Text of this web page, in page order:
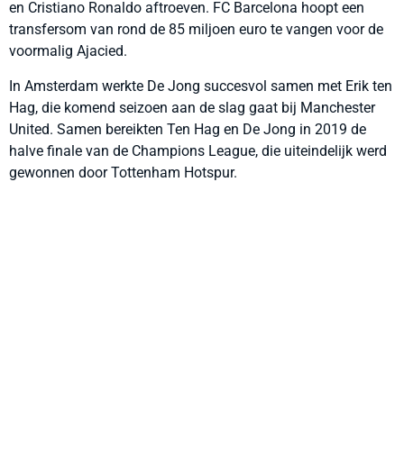
en Cristiano Ronaldo aftroeven. FC Barcelona hoopt een
transfersom van rond de 85 miljoen euro te vangen voor de
voormalig Ajacied.
In Amsterdam werkte De Jong succesvol samen met Erik ten
Hag, die komend seizoen aan de slag gaat bij Manchester
United. Samen bereikten Ten Hag en De Jong in 2019 de
halve finale van de Champions League, die uiteindelijk werd
gewonnen door Tottenham Hotspur.